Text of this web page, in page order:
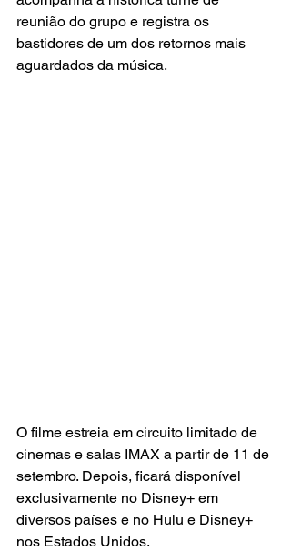
reunião do grupo e registra os
bastidores de um dos retornos mais
aguardados da música.
O filme estreia em circuito limitado de
cinemas e salas IMAX a partir de 11 de
setembro. Depois, ficará disponível
exclusivamente no Disney+ em
diversos países e no Hulu e Disney+
nos Estados Unidos.